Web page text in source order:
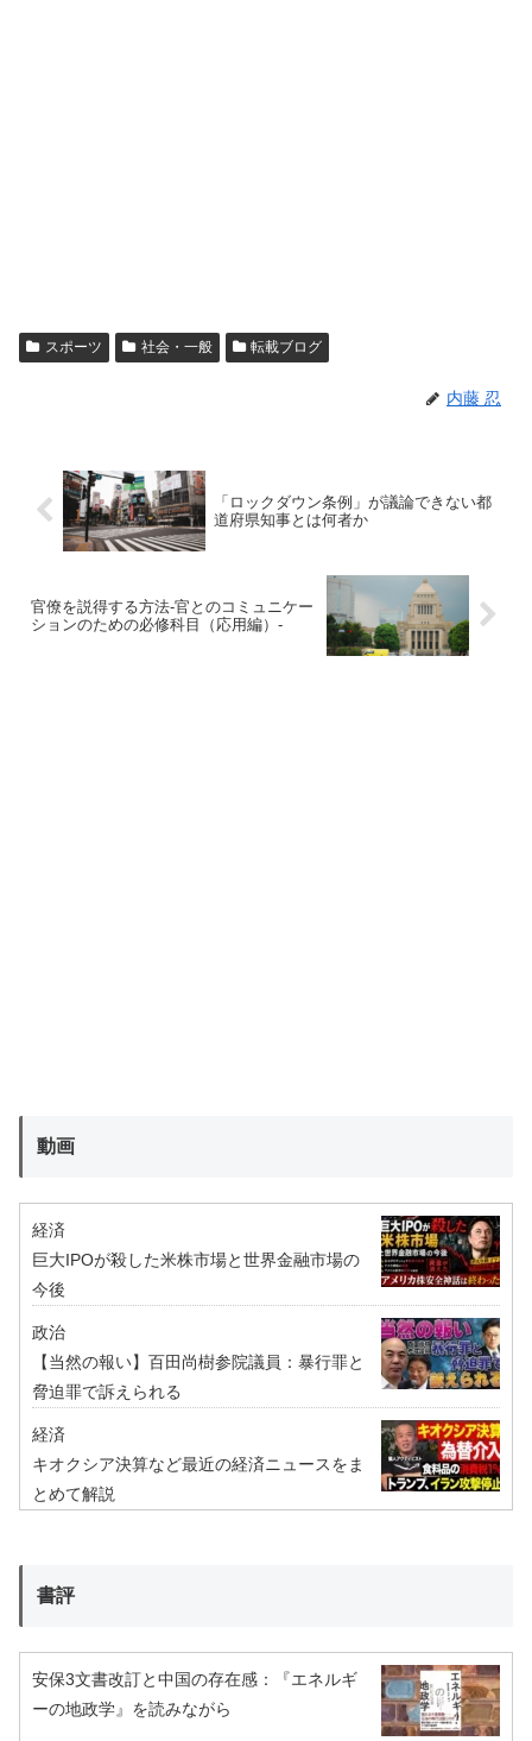
スポーツ 社会・一般 転載ブログ
内藤 忍
「ロックダウン条例」が議論できない都
道府県知事とは何者か
官僚を説得する方法‐官とのコミュニケー
ションのための必修科目（応用編）‐
動画
経済
巨大IPOが殺した米株市場と世界金融市場の
今後
政治
【当然の報い】百田尚樹参院議員：暴行罪と
脅迫罪で訴えられる
経済
キオクシア決算など最近の経済ニュースをま
とめて解説
書評
安保3文書改訂と中国の存在感：『エネルギ
ーの地政学』を読みながら